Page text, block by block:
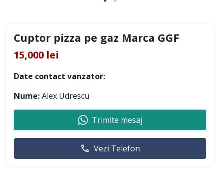
Cuptor pizza pe gaz Marca GGF
15,000 lei
Date contact vanzator:
Nume:Alex Udrescu
Trimite mesaj
Vezi Telefon